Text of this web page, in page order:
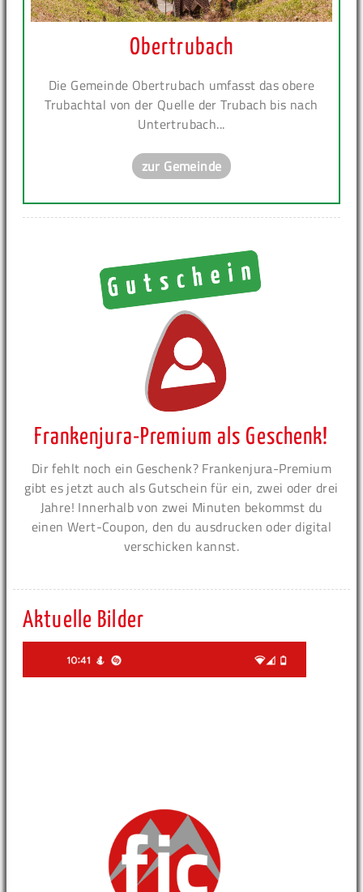
Obertrubach
Die Gemeinde Obertrubach umfasst das obere
Trubachtal von der Quelle der Trubach bis nach
Untertrubach...
zur Gemeinde
Frankenjura-Premium als Geschenk!
Dir fehlt noch ein Geschenk? Frankenjura-Premium
gibt es jetzt auch als Gutschein für ein, zwei oder drei
Jahre! Innerhalb von zwei Minuten bekommst du
einen Wert-Coupon, den du ausdrucken oder digital
verschicken kannst.
Aktuelle Bilder